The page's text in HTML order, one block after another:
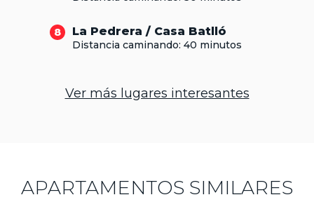
8 La Pedrera / Casa Batlló
Distancia caminando: 40 minutos
Ver más lugares interesantes
APARTAMENTOS SIMILARES